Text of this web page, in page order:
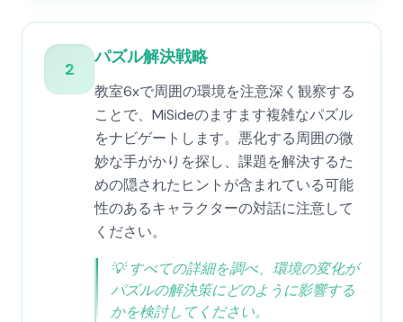
2
パズル解決戦略
教室6xで周囲の環境を注意深く観察する
ことで、MiSideのますます複雑なパズル
をナビゲートします。悪化する周囲の微
妙な手がかりを探し、課題を解決するた
めの隠されたヒントが含まれている可能
性のあるキャラクターの対話に注意して
ください。
💡すべての詳細を調べ、環境の変化が
パズルの解決策にどのように影響する
かを検討してください。